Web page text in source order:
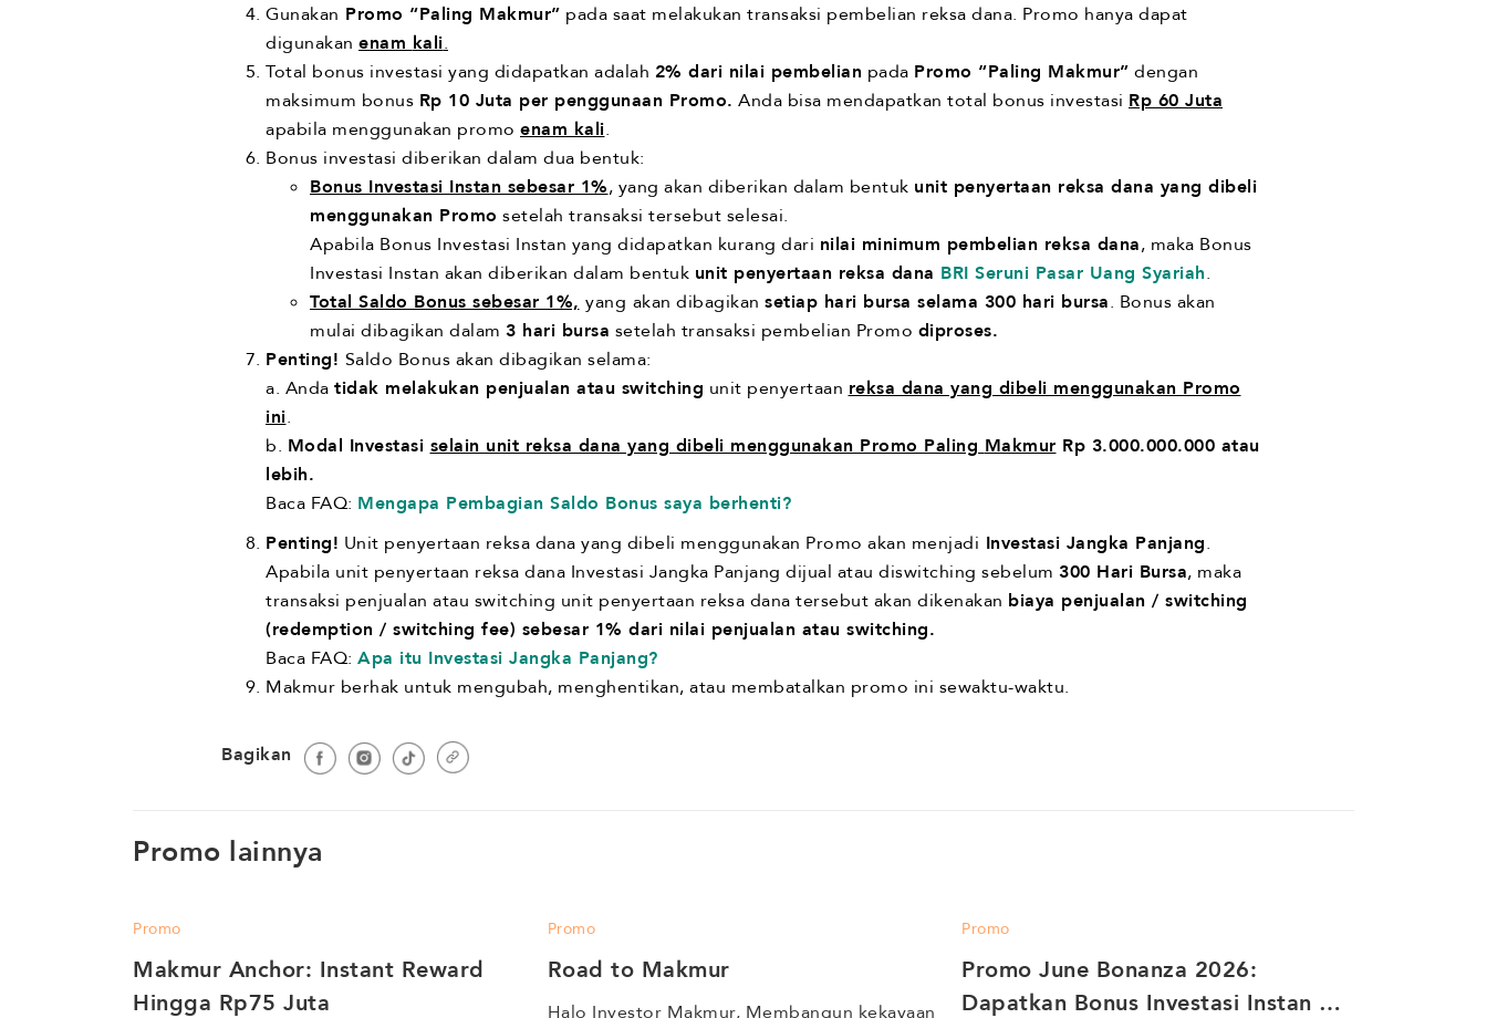
Gunakan Promo “Paling Makmur” pada saat melakukan transaksi pembelian reksa dana. Promo hanya dapat
digunakan enam kali.
Total bonus investasi yang didapatkan adalah 2% dari nilai pembelian pada Promo “Paling Makmur” dengan
maksimum bonus Rp 10 Juta per penggunaan Promo. Anda bisa mendapatkan total bonus investasi Rp 60 Juta
apabila menggunakan promo enam kali.
Bonus investasi diberikan dalam dua bentuk:
Bonus Investasi Instan sebesar 1%, yang akan diberikan dalam bentuk unit penyertaan reksa dana yang dibeli
menggunakan Promo setelah transaksi tersebut selesai.
Apabila Bonus Investasi Instan yang didapatkan kurang dari nilai minimum pembelian reksa dana, maka Bonus
Investasi Instan akan diberikan dalam bentuk unit penyertaan reksa dana BRI Seruni Pasar Uang Syariah.
Total Saldo Bonus sebesar 1%, yang akan dibagikan setiap hari bursa selama 300 hari bursa. Bonus akan
mulai dibagikan dalam 3 hari bursa setelah transaksi pembelian Promo diproses.
Penting! Saldo Bonus akan dibagikan selama:
a. Anda tidak melakukan penjualan atau switching unit penyertaan reksa dana yang dibeli menggunakan Promo
ini.
b. Modal Investasi selain unit reksa dana yang dibeli menggunakan Promo Paling Makmur Rp 3.000.000.000 atau
lebih.
Baca FAQ: Mengapa Pembagian Saldo Bonus saya berhenti?
Penting! Unit penyertaan reksa dana yang dibeli menggunakan Promo akan menjadi Investasi Jangka Panjang.
Apabila unit penyertaan reksa dana Investasi Jangka Panjang dijual atau diswitching sebelum 300 Hari Bursa, maka
transaksi penjualan atau switching unit penyertaan reksa dana tersebut akan dikenakan biaya penjualan / switching
(redemption / switching fee) sebesar 1% dari nilai penjualan atau switching.
Baca FAQ: Apa itu Investasi Jangka Panjang?
Makmur berhak untuk mengubah, menghentikan, atau membatalkan promo ini sewaktu-waktu.
Bagikan
Promo lainnya
Promo
Makmur Anchor: Instant Reward
Hingga Rp75 Juta
Promo
Road to Makmur
Halo Investor Makmur, Membangun kekayaan
Promo
Promo June Bonanza 2026:
Dapatkan Bonus Investasi Instan